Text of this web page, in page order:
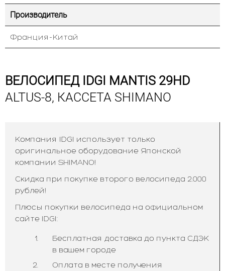
Производитель
Франция-Китай
ВЕЛОСИПЕД IDGI MANTIS 29HD
ALTUS-8, КАССЕТА SHIMANO
Компания IDGI использует только
оригинальное оборудование Японской
компании SHIMANO!
Скидка при покупке второго велосипеда 2.000
рублей!
Плюсы покупки велосипеда на официальном
сайте IDGI:
Бесплатная доставка до пункта СДЭК
в вашем городе
Оплата в месте получения